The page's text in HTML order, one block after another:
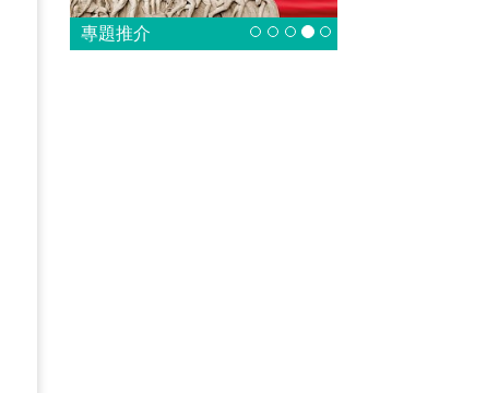
專題推介